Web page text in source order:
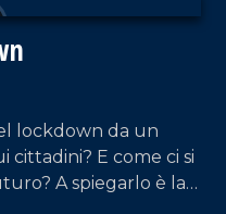
lockdown da un
cittadini? E come ci si
A spiegarlo è la